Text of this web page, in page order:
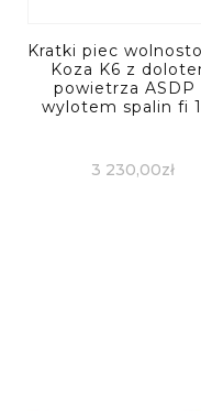
Kratki piec
Koza K6 z
powietrza ASDP
wylotem spalin fi
3 230,00zł